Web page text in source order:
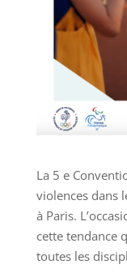
La 5 e
violences dans
à Paris.
cette tendance
toutes les